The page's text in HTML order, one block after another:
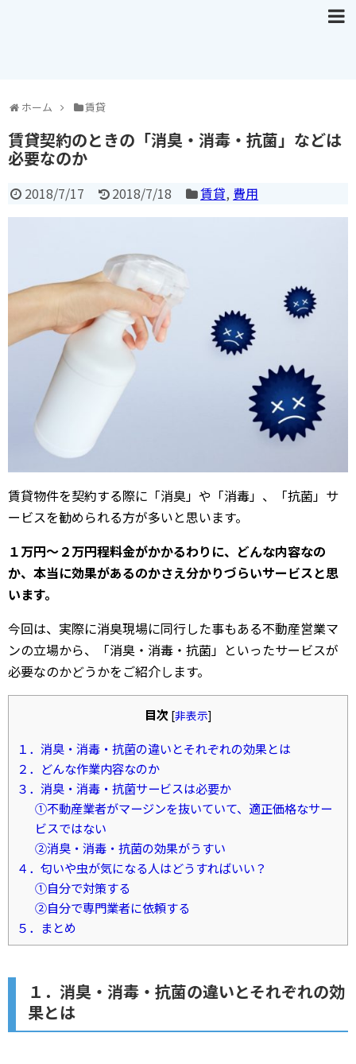
ホーム 賃貸
賃貸契約のときの「消臭・消毒・抗菌」などは
必要なのか
2018/7/17 2018/7/18 賃貸, 費用
賃貸物件を契約する際に「消臭」や「消毒」、「抗菌」サ
ービスを勧められる方が多いと思います。
１万円～２万円程料金がかかるわりに、どんな内容なの
か、本当に効果があるのかさえ分かりづらいサービスと思
います。
今回は、実際に消臭現場に同行した事もある不動産営業マ
ンの立場から、「消臭・消毒・抗菌」といったサービスが
必要なのかどうかをご紹介します。
目次 [非表示]
１．消臭・消毒・抗菌の違いとそれぞれの効果とは
２．どんな作業内容なのか
３．消臭・消毒・抗菌サービスは必要か
①不動産業者がマージンを抜いていて、適正価格なサー
ビスではない
②消臭・消毒・抗菌の効果がうすい
４．匂いや虫が気になる人はどうすればいい？
①自分で対策する
②自分で専門業者に依頼する
５．まとめ
１．消臭・消毒・抗菌の違いとそれぞれの効
果とは